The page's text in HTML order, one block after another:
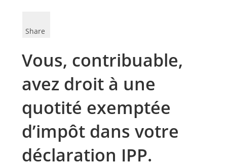
Share
Vous, contribuable,
avez droit à une
quotité exemptée
d’impôt dans votre
déclaration IPP.